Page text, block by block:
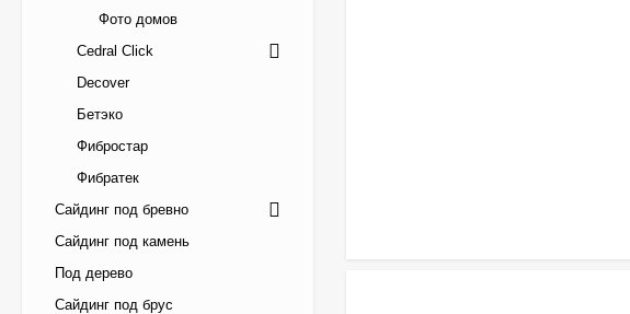
Фото домов
Cedral Click
Decover
Бетэко
Фибростар
Фибратек
Сайдинг под бревно
Сайдинг под камень
Под дерево
Сайдинг под брус